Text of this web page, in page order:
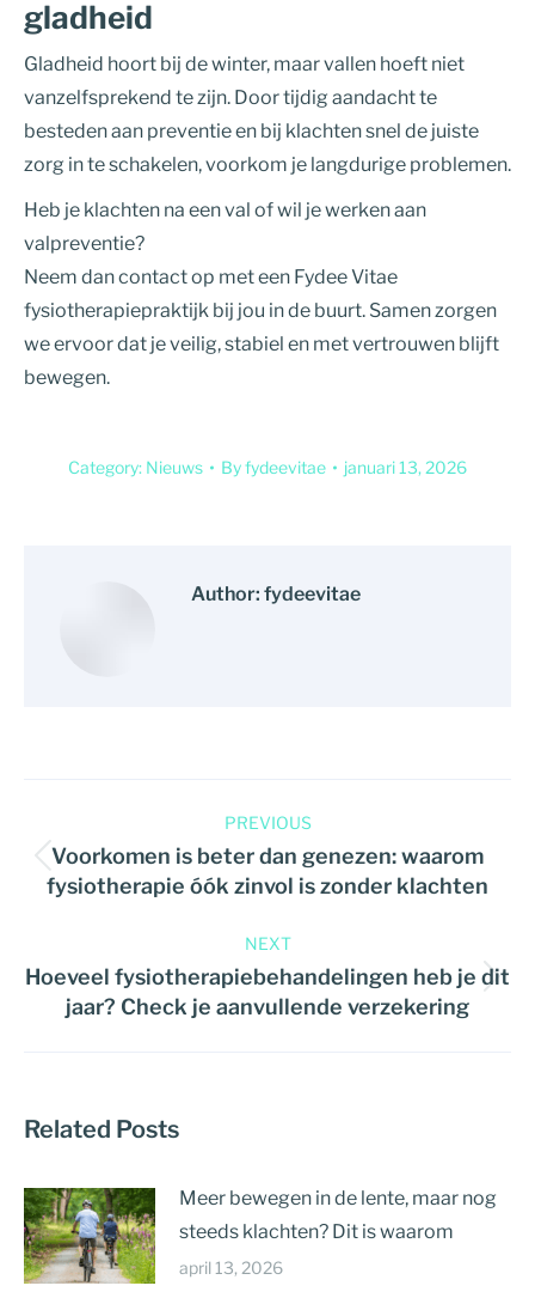
gladheid
Gladheid hoort bij de winter, maar vallen hoeft niet
vanzelfsprekend te zijn. Door tijdig aandacht te
besteden aan preventie en bij klachten snel de juiste
zorg in te schakelen, voorkom je langdurige problemen.
Heb je klachten na een val of wil je werken aan
valpreventie?
Neem dan contact op met een Fydee Vitae
fysiotherapiepraktijk bij jou in de buurt. Samen zorgen
we ervoor dat je veilig, stabiel en met vertrouwen blijft
bewegen.
Category: Nieuws Byfydeevitae januari 13, 2026
Author: fydeevitae
PREVIOUS
Voorkomen is beter dan genezen: waarom
fysiotherapie óók zinvol is zonder klachten
NEXT
Hoeveel fysiotherapiebehandelingen heb je dit
jaar? Check je aanvullende verzekering
Related Posts
Meer bewegen in de lente, maar nog
steeds klachten? Dit is waarom
april 13, 2026